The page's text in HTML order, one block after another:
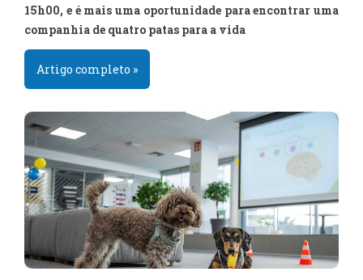
15h00, e é mais uma oportunidade para encontrar uma
companhia de quatro patas para a vida
Artigo completo »